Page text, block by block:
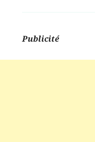
Publicité